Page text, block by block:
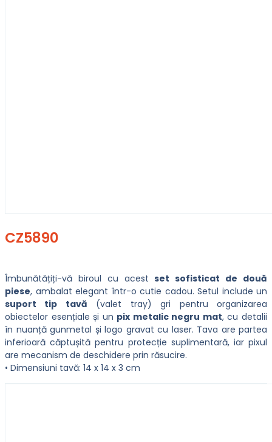
CZ5890
Îmbunătățiți-vă biroul cu acestset sofisticat de două
piese, ambalat elegant într-o cutie cadou. Setul include un
suport tip tavă (valet tray) gri pentru organizarea
obiectelor esențiale și un pix metalic negru mat, cu detalii
în nuanță gunmetal și logo gravat cu laser. Tava are partea
inferioară căptușită pentru protecție suplimentară, iar pixul
are mecanism de deschidere prin răsucire.
• Dimensiuni tavă: 14 x 14 x 3 cm